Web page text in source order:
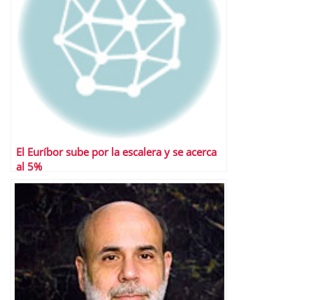
El Euríbor sube por la escalera y se acerca
al 5%